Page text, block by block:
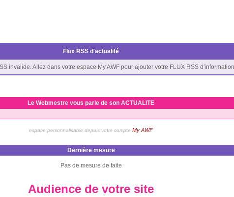
Flux RSS d'actualité
invalide. Allez dans votre espace My AWF pour ajouter votre FLUX RSS
Le Webmestre vous parle de son ACTUALITE
espace personnalisable depuis votre compte My AWF
Dernière mesure
Pas de mesure de faite
Audience de votre site